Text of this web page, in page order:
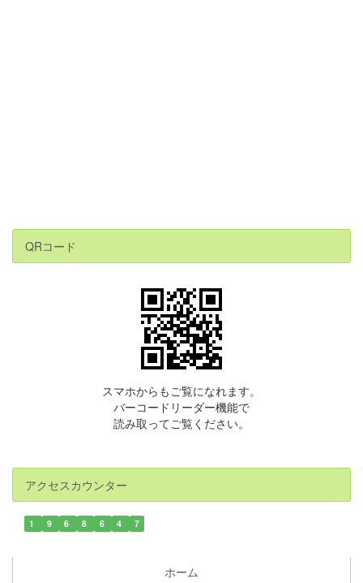
QRコード
スマホからもご覧になれます。
バーコードリーダー機能で
読み取ってご覧ください。
アクセスカウンター
1 9 6 8 6 4 7
ホーム